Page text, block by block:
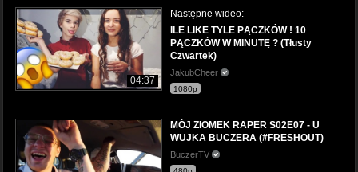
04:37
Następne wideo:
ILE LIKE TYLE PĄCZKÓW ! 10
PĄCZKÓW W MINUTĘ ? (Tłusty
Czwartek)
JakubCheer
1080p
MÓJ ZIOMEK RAPER S02E07 - U
WUJKA BUCZERA (#FRESHOUT)
BuczerTV